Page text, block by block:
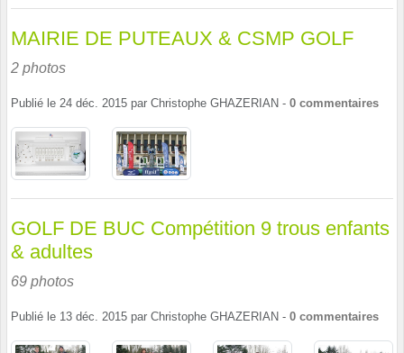
MAIRIE DE PUTEAUX & CSMP GOLF
2 photos
Publié le 24 déc. 2015 par Christophe GHAZERIAN - 0 commentaires
GOLF DE BUC Compétition 9 trous enfants
& adultes
69 photos
Publié le 13 déc. 2015 par Christophe GHAZERIAN - 0 commentaires